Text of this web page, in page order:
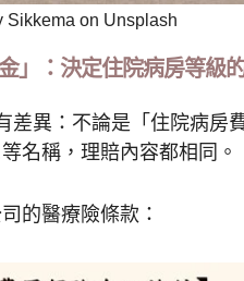
Sikkema on Unsplash
」：決定住院病房等級
差異：不論是「住院病房
名稱，理賠內容都相同。
的醫療險條款：